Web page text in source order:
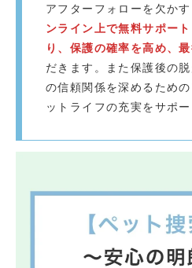
アフターフォローを欠か
ンライン上で無料サポー
り、保護の確率を高め、
だきます。また保護後の
の信頼関係を深めるため
ットライフの充実をサポー